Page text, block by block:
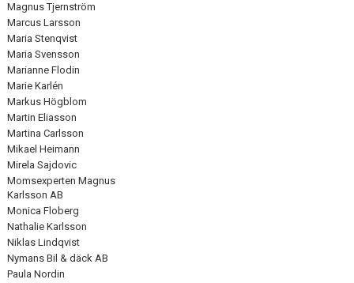
Magnus Tjernström
Marcus Larsson
Maria Stenqvist
Maria Svensson
Marianne Flodin
Marie Karlén
Markus Högblom
Martin Eliasson
Martina Carlsson
Mikael Heimann
Mirela Sajdovic
Momsexperten Magnus
Karlsson AB
Monica Floberg
Nathalie Karlsson
Niklas Lindqvist
Nymans Bil & däck AB
Paula Nordin